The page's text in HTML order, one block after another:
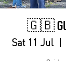
🇬🇧
Sat 11 Jul
  |